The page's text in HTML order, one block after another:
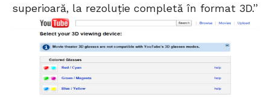
superioară, la rezoluţie completă în format 3D.”